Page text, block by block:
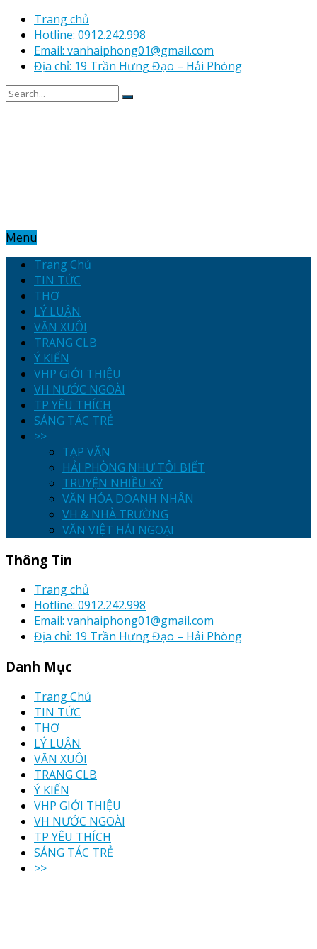
Trang chủ
Hotline: 0912.242.998
Email: vanhaiphong01@gmail.com
Địa chỉ: 19 Trần Hưng Đạo – Hải Phòng
Menu
Trang Chủ
TIN TỨC
THƠ
LÝ LUẬN
VĂN XUÔI
TRANG CLB
Ý KIẾN
VHP GIỚI THIỆU
VH NƯỚC NGOÀI
TP YÊU THÍCH
SÁNG TÁC TRẺ
>>
TẠP VĂN
HẢI PHÒNG NHƯ TÔI BIẾT
TRUYỆN NHIỀU KỲ
VĂN HÓA DOANH NHÂN
VH & NHÀ TRƯỜNG
VĂN VIỆT HẢI NGOẠI
Thông Tin
Trang chủ
Hotline: 0912.242.998
Email: vanhaiphong01@gmail.com
Địa chỉ: 19 Trần Hưng Đạo – Hải Phòng
Danh Mục
Trang Chủ
TIN TỨC
THƠ
LÝ LUẬN
VĂN XUÔI
TRANG CLB
Ý KIẾN
VHP GIỚI THIỆU
VH NƯỚC NGOÀI
TP YÊU THÍCH
SÁNG TÁC TRẺ
>>